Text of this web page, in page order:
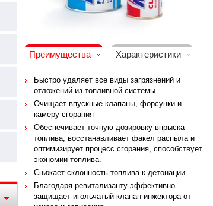
Преимущества Характеристики
Быстро удаляет все виды загрязнений и
отложений из топливной системы
Очищает впускные клапаны, форсунки и
камеру сгорания
Обеспечивает точную дозировку впрыска
топлива, восстанавливает факел распыла и
оптимизирует процесс сгорания, способствует
экономии топлива.
Снижает склонность топлива к детонации
Благодаря ревитализанту эффективно
защищает игольчатый клапан инжектора от